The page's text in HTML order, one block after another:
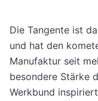
Die Tangente ist
und hat den
Manufaktur seit
besondere Stärke
Werkbund